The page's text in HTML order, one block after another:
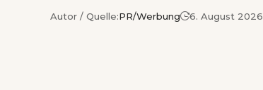
Autor / Quelle:PR/Werbung 6. August 2026